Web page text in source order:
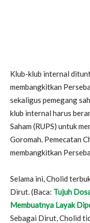
Klub-klub internal
membangkitkan
sekaligus pemegang
klub internal harus
Saham (RUPS) untuk
Goromah. Pemecatan
membangkitkan
Selama ini, Cholid
Dirut. (Baca: Tujuh
Membuatnya Layak
Sebagai Dirut, Cholid